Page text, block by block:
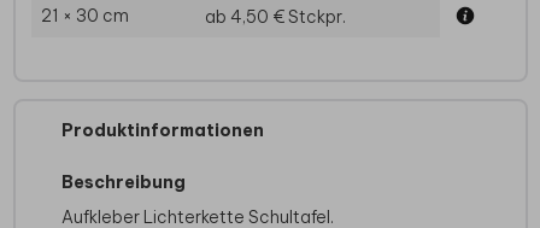
21 × 30 cm
ab 4,50 €Stckpr.
Produktinformationen
Beschreibung
Aufkleber Lichterkette Schultafel.